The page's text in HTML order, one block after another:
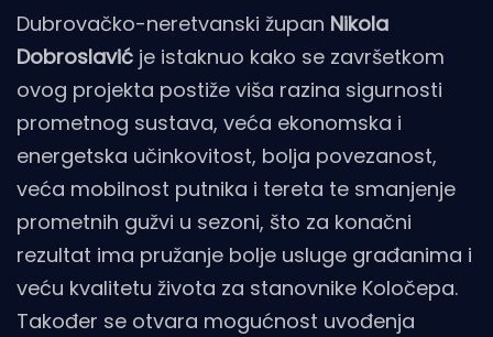
Dubrovačko-neretvanski župan Nikola
Dobroslavić je istaknuo kako se završetkom
ovog projekta postiže viša razina sigurnosti
prometnog sustava, veća ekonomska i
energetska učinkovitost, bolja povezanost,
veća mobilnost putnika i tereta te smanjenje
prometnih gužvi u sezoni, što za konačni
rezultat ima pružanje bolje usluge građanima i
veću kvalitetu života za stanovnike Koločepa.
Također se otvara mogućnost uvođenja